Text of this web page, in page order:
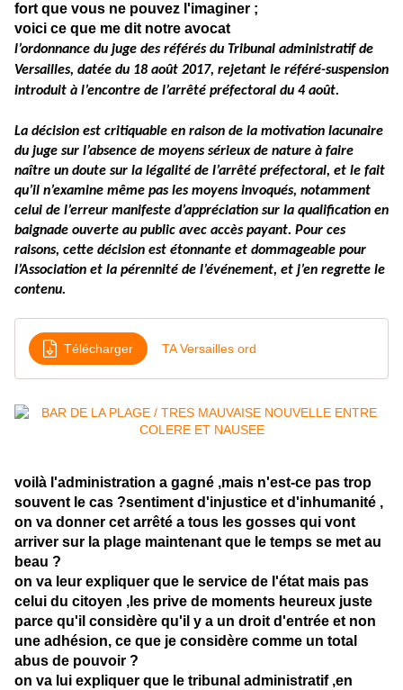
fort que vous ne pouvez l'imaginer ;
voici ce que me dit notre avocat
l’ordonnance du juge des référés du Tribunal administratif de
Versailles, datée du 18 août 2017, rejetant le référé-suspension
introduit à l’encontre de l’arrêté préfectoral du 4 août.
La décision est critiquable en raison de la motivation lacunaire
du juge sur l’absence de moyens sérieux de nature à faire
naître un doute sur la légalité de l’arrêté préfectoral, et le fait
qu’il n’examine même pas les moyens invoqués, notamment
celui de l’erreur manifeste d’appréciation sur la qualification en
baignade ouverte au public avec accès payant. Pour ces
raisons, cette décision est étonnante et dommageable pour
l’Association et la pérennité de l’événement, et j’en regrette le
contenu.
Télécharger TA Versailles ord
voilà l'administration a gagné ,mais n'est-ce pas trop
souvent le cas ?sentiment d'injustice et d'inhumanité ,
on va donner cet arrêté a tous les gosses qui vont
arriver sur la plage maintenant que le temps se met au
beau ?
on va leur expliquer que le service de l'état mais pas
celui du citoyen ,les prive de moments heureux juste
parce qu'il considère qu'il y a un droit d'entrée et non
une adhésion, ce que je considère comme un total
abus de pouvoir ?
on va lui expliquer que le tribunal administratif ,en